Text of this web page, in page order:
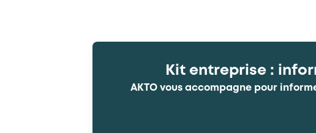
Kit entreprise :
AKTO vous accompagne pour